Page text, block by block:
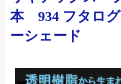
本 934 フタロ
ーシェード